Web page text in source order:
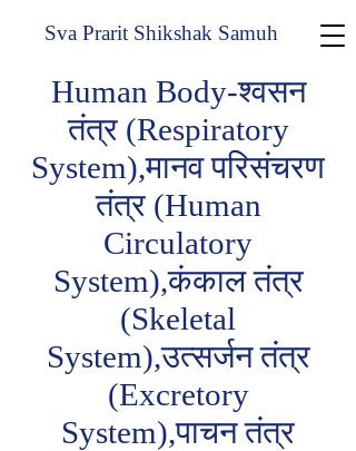
Sva Prarit Shikshak Samuh
Human Body-श्वसन
तंत्र (Respiratory
System),मानव परिसंचरण
तंत्र (Human
Circulatory
System),कंकाल तंत्र
(Skeletal
System),उत्सर्जन तंत्र
(Excretory
System),पाचन तंत्र